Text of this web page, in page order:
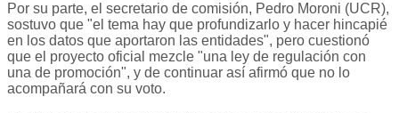
Por su parte, el secretario de comisión, Pedro Moroni (UCR),
sostuvo que "el tema hay que profundizarlo y hacer hincapié
en los datos que aportaron las entidades", pero cuestionó
que el proyecto oficial mezcle "una ley de regulación con
una de promoción", y de continuar así afirmó que no lo
acompañará con su voto.